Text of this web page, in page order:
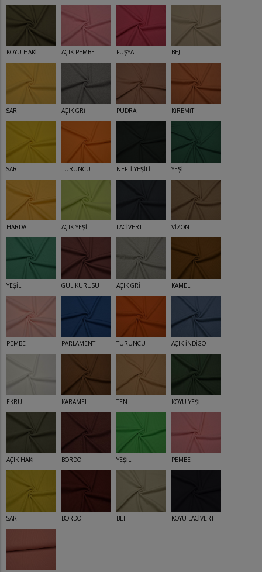
KOYU HAKİ AÇIK PEMBE FUŞYA BEJ
SARI AÇIK GRİ PUDRA KİREMİT
SARI TURUNCU NEFTİ YEŞİLİ YEŞİL
HARDAL AÇIK YEŞİL LACİVERT VİZON
YEŞİL GÜL KURUSU AÇIK GRİ KAMEL
PEMBE PARLAMENT TURUNCU AÇIK İNDİGO
EKRU KARAMEL TEN KOYU YEŞİL
AÇIK HAKİ BORDO YEŞİL PEMBE
SARI BORDO BEJ KOYU LACİVERT